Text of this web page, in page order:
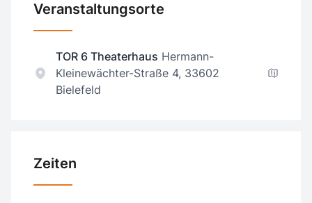
Veranstaltungsorte
TOR 6 Theaterhaus Hermann-
Kleinewächter-Straße 4, 33602
Bielefeld
Zeiten